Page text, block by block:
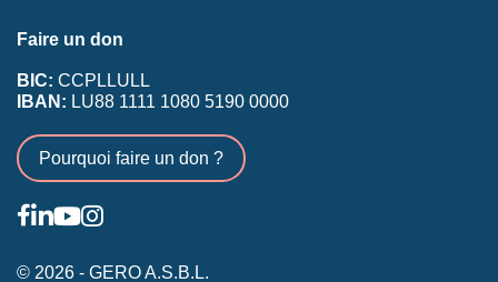
Faire un don
BIC: CCPLLULL
IBAN: LU88 1111 1080 5190 0000
Pourquoi faire un don ?
© 2026 - GERO A.S.B.L.